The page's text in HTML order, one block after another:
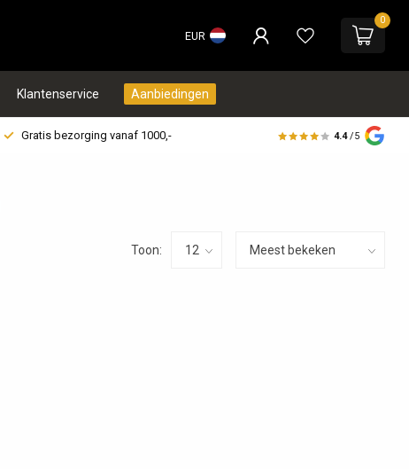
EUR
0
Klantenservice Aanbiedingen
Gratis bezorging vanaf 1000,- 4.4 /5
Toon: